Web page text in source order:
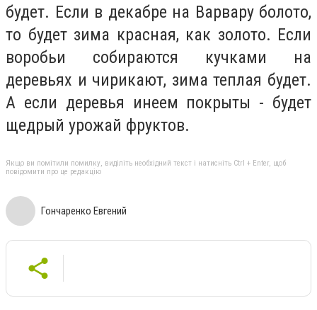
будет. Если в декабре на Варвару болото,
то будет зима красная, как золото. Если
воробьи собираются кучками на
деревьях и чирикают, зима теплая будет.
А если деревья инеем покрыты - будет
щедрый урожай фруктов.
Якщо ви помітили помилку, виділіть необхідний текст і натисніть Ctrl + Enter, щоб
повідомити про це редакцію
Гончаренко Евгений